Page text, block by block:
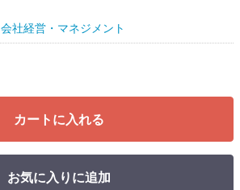
会社経営・マネジメント
カートに入れる
お気に入りに追加